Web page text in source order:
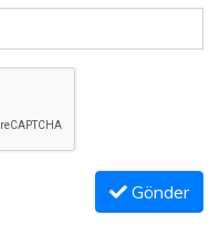
Gönder